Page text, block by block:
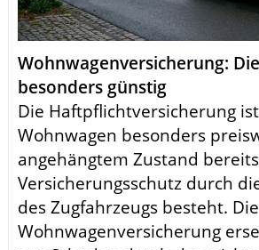
Wohnwagenversicherung:
besonders günstig
Die Haftpflichtversicherung
Wohnwagen besonders
angehängtem Zustand bereits
Versicherungsschutz durch
des Zugfahrzeugs besteht. Die
Wohnwagenversicherung